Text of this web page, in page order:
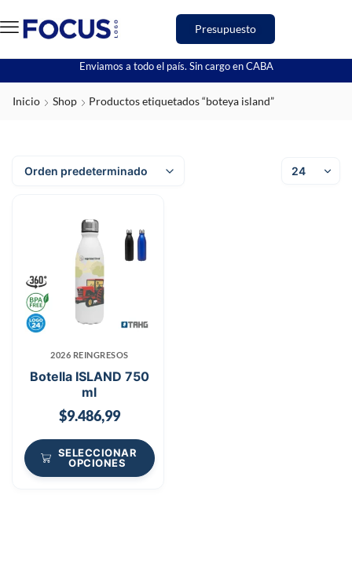
Presupuesto
Enviamos a todo el país. Sin cargo en CABA
Inicio Shop Productos etiquetados “boteya island”
2026 REINGRESOS
Botella ISLAND 750
ml
$9.486,99
SELECCIONAR
OPCIONES